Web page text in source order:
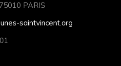
PARIS
saintvincent.org